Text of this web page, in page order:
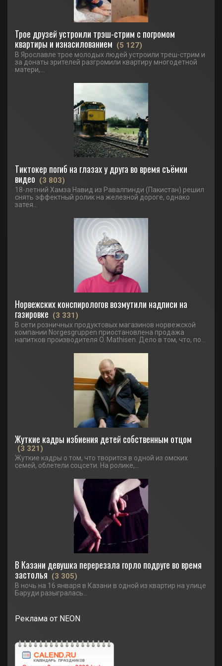
Трое друзей устроили трэш-стрим с погромом
квартиры и изнасилованием (5 127)
В Ярославле трое молодых людей устроили треш-стрим и
за донаты зрителей разгромили квартиру многодетной
матери,...
Тиктокер погиб на глазах у друга во время съёмки
видео (3 803)
18-летний Хамза Навид из Равалпинди (Пакистан) решил
снять эффектный ролик на железной дороге, однако
затея...
Норвежских конспирологов возмутили надписи на
газировке (3 331)
В сети розничных продуктовых магазинов норвежской
компании Norgesgruppen приостановлена продажа
напитков производителя O. Mathisen. Дело в том, что, по...
Жуткие кадры избиения детей собственным отцом
(3 321)
Жуткие кадры о том, что творится в одной из омских
семей, облетели соцсети. На ролике,...
В Казани девушка перерезала горло подруге во время
застолья (3 305)
В ночь на 16 января в Казани в одной из квартир на улице
Баруди разыгралась...
Реклама от NEON